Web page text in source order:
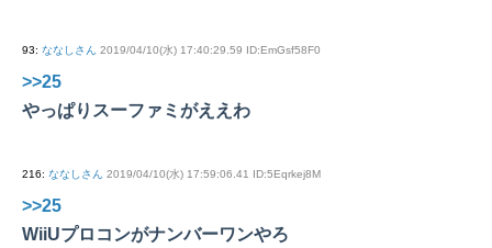
93: ななしさん 2019/04/10(水) 17:40:29.59 ID:EmGsf58F0
>>25
やっぱりスーファミがええわ
216: ななしさん 2019/04/10(水) 17:59:06.41 ID:5Eqrkej8M
>>25
WiiUプロコンがナンバーワンやろ